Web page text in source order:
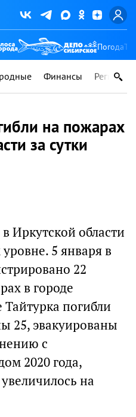
Погода
Финансы Регионы
на пожарах
за сутки
Иркутской области
5 января в
22
в городе
Тайтурка погибли
25, эвакуированы
с
2020 года,
на